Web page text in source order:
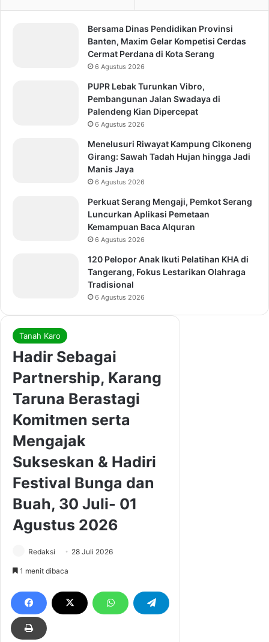
Bersama Dinas Pendidikan Provinsi
Banten, Maxim Gelar Kompetisi Cerdas
Cermat Perdana di Kota Serang
6 Agustus 2026
PUPR Lebak Turunkan Vibro,
Pembangunan Jalan Swadaya di
Palendeng Kian Dipercepat
6 Agustus 2026
Menelusuri Riwayat Kampung Cikoneng
Girang: Sawah Tadah Hujan hingga Jadi
Manis Jaya
6 Agustus 2026
Perkuat Serang Mengaji, Pemkot Serang
Luncurkan Aplikasi Pemetaan
Kemampuan Baca Alquran
6 Agustus 2026
120 Pelopor Anak Ikuti Pelatihan KHA di
Tangerang, Fokus Lestarikan Olahraga
Tradisional
6 Agustus 2026